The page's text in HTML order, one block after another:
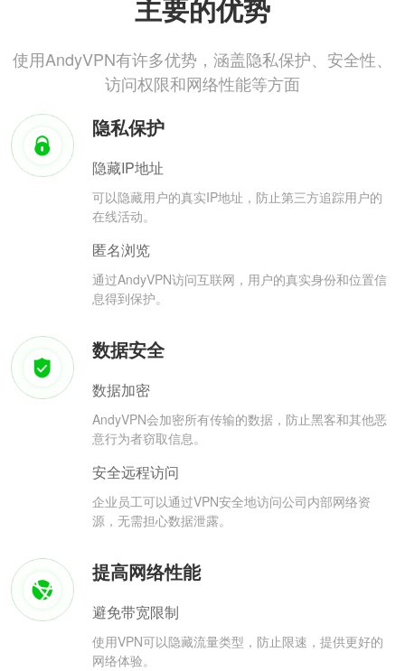
主要的优势
使用AndyVPN有许多优势，涵盖隐私保护、安全性、
访问权限和网络性能等方面
隐私保护
隐藏IP地址
可以隐藏用户的真实IP地址，防止第三方追踪用户的
在线活动。
匿名浏览
通过AndyVPN访问互联网，用户的真实身份和位置信
息得到保护。
数据安全
数据加密
AndyVPN会加密所有传输的数据，防止黑客和其他恶
意行为者窃取信息。
安全远程访问
企业员工可以通过VPN安全地访问公司内部网络资
源，无需担心数据泄露。
提高网络性能
避免带宽限制
使用VPN可以隐藏流量类型，防止限速，提供更好的
网络体验。